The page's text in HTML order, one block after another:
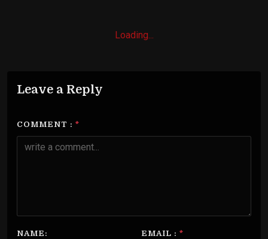
Loading...
Leave a Reply
COMMENT : *
NAME: EMAIL : *